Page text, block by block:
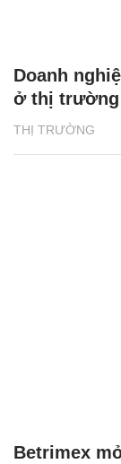
THỊ TRƯỜNG
Doanh
ở thị trường
Betrimex